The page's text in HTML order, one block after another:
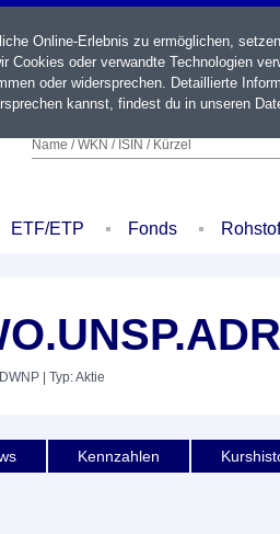
Name / WKN / ISIN / Kürzel
ETF/ETP Fonds
| Typ: Aktie
Kennzahlen
Online-Erlebnis zu ermöglichen,
oder verwandte Technologien
oder widersprechen. Detaillierte
kannst, findest du in unseren